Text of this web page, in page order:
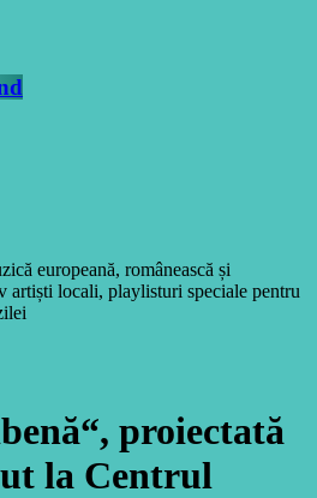
europeană, românească și
artiști locali, playlisturi speciale pentru
proiectată
la Centrul